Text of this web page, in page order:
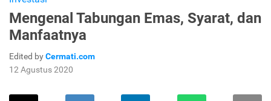
Mengenal Tabungan Emas, Syarat, dan
Manfaatnya
Edited byCermati.com
12 Agustus 2020